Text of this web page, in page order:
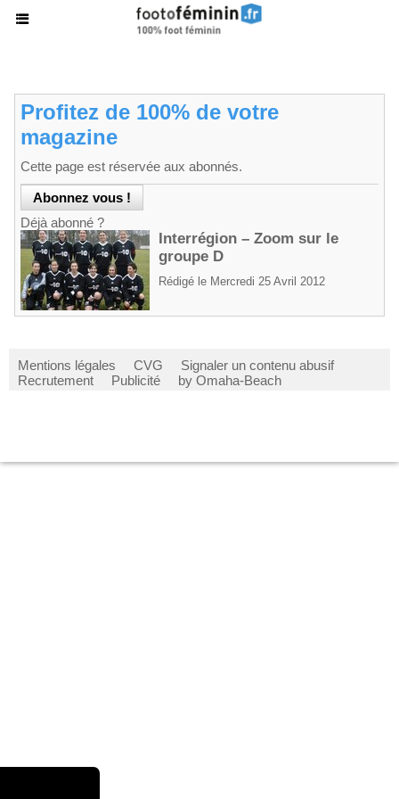
Profitez de 100% de votre
magazine
Cette page est réservée aux abonnés.
Déjà abonné ?
Interrégion – Zoom sur le
groupe D
Rédigé le Mercredi 25 Avril 2012
Mentions légales CVG
Signaler un contenu abusif
Recrutement
Publicité by Omaha-Beach